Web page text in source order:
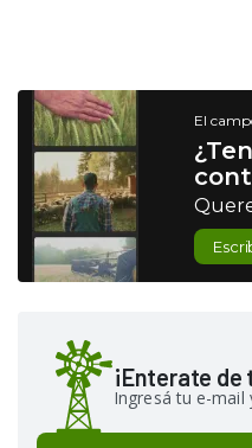
El
¡Enterate
Ingresá tu e-